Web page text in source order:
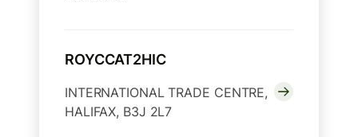
ROYCCAT2HIC
INTERNATIONAL TRADE CENTRE,
HALIFAX, B3J 2L7